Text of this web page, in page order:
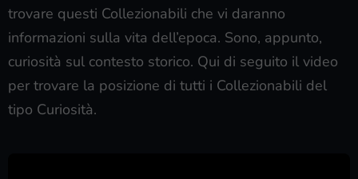
trovare questi Collezionabili che vi daranno
informazioni sulla vita dell’epoca. Sono, appunto,
curiosità sul contesto storico. Qui di seguito il video
per trovare la posizione di tutti i Collezionabili del
tipo Curiosità.